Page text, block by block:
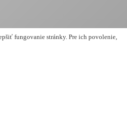
fungovanie stránky. Pre ich povolenie,